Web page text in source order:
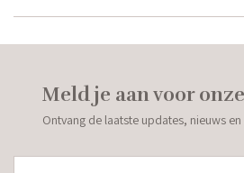
Meld je aan voor
Ontvang de laatste updates, nieuws